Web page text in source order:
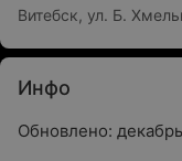
Витебск, ул. Б.
Инфо
Обновлено: